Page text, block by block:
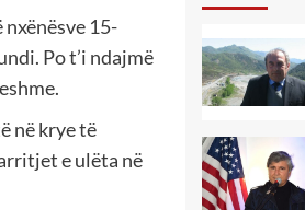
15-
Po t’i ndajmë
në krye të
e ulëta në